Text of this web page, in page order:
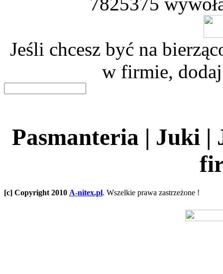
Jeśli chcesz być na
w firmie,
Pasmanteria | Juki |
[c] Copyright 2010 A-nitex.pl. Wszelkie prawa zastrzeżone !